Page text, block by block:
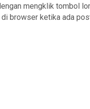
mengklik tombol
browser ketika ada